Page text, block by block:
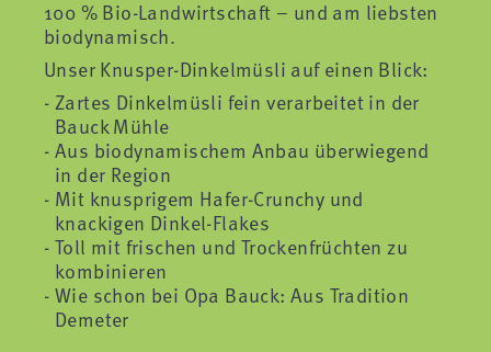
100 % Bio-Landwirtschaft – und am liebsten
biodynamisch.
Unser Knusper-Dinkelmüsli auf einen Blick:
Zartes Dinkelmüsli fein verarbeitet in der
Bauck Mühle
Aus biodynamischem Anbau überwiegend
in der Region
Mit knusprigem Hafer-Crunchy und
knackigen Dinkel-Flakes
Toll mit frischen und Trockenfrüchten zu
kombinieren
Wie schon bei Opa Bauck: Aus Tradition
Demeter